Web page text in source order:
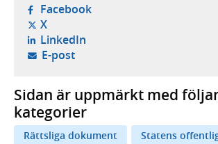
Facebook- öppnas i ny flik, extern
X- öppnas i ny flik, extern
LinkedIn- öppnas i ny flik, extern
E-post- öppnar din e-postklient,
Sidan är uppmärkt med
kategorier
Rättsliga dokument
Statens